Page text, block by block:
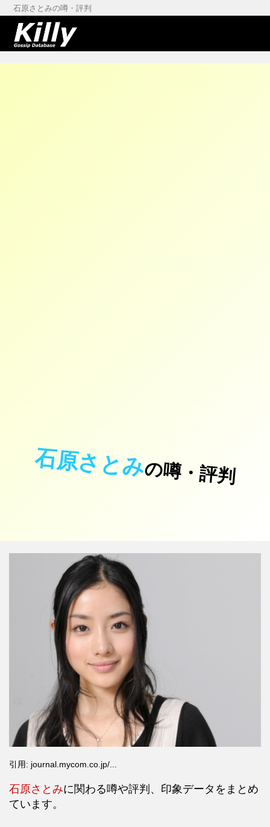
石原さとみの噂・評判
石原さとみの噂・評判
引用: journal.mycom.co.jp/...
石原さとみに関わる噂や評判、印象データをまとめ
ています。